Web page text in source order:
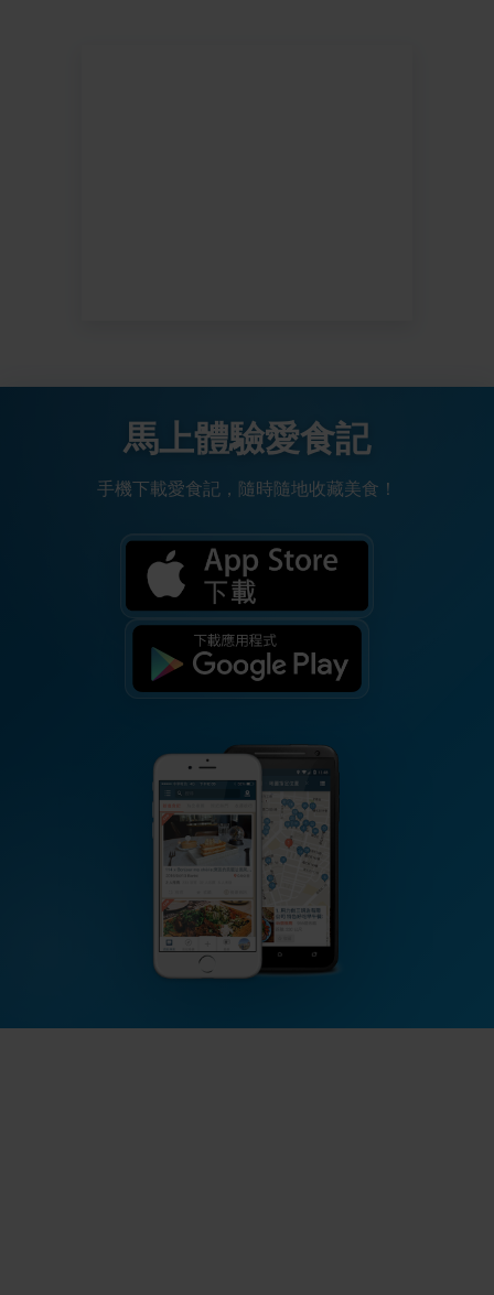
馬上體驗愛食記
手機下載愛食記，隨時隨地收藏美食！